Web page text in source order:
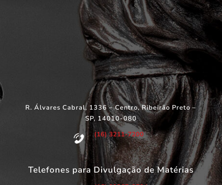
R. Álvares Cabral, 1336 – Centro, Ribeirão Preto –
SP, 14010-080
(16) 3211-7200
Telefones para Divulgação de Matérias